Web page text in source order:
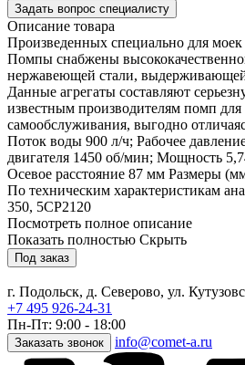
Задать вопрос специалисту
Описание товара
Произведенных специально для
Помпы снабжены
нержавеющей стали,
Данные агрегаты составляют
известным производителям помп для
самообслуживания, выгодно
Поток воды 900 л/ч; Рабочее
двигателя 1450 об/мин; Мощность
Осевое расстояние 87 мм Размеры
По техническим характеристикам
350, 5CP2120
Посмотреть полное описание
Показать полностью Скрыть
Под заказ
г. Подольск, д. Северово, ул.
+7 495 926-24-31
Пн-Пт: 9:00 - 18:00
Заказать звонок info@comet-a.ru